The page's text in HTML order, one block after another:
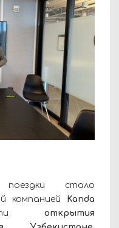
стало
компанией
Kanda
открытия